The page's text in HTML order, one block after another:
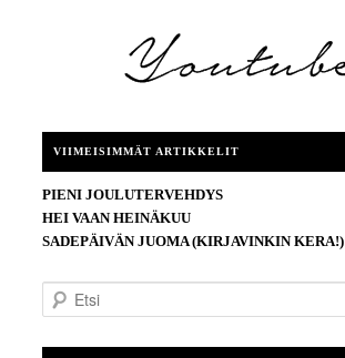
VIIMEISIMMÄT ARTIKKELIT
PIENI JOULUTERVEHDYS
HEI VAAN HEINÄKUU
SADEPÄIVÄN JUOMA (KIRJAVINKIN KERA!)
t